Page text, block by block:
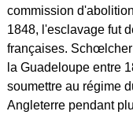
commission
1848, l'esclavage fut
françaises.
la Guadeloupe entre
soumettre au régime
Angleterre pendant